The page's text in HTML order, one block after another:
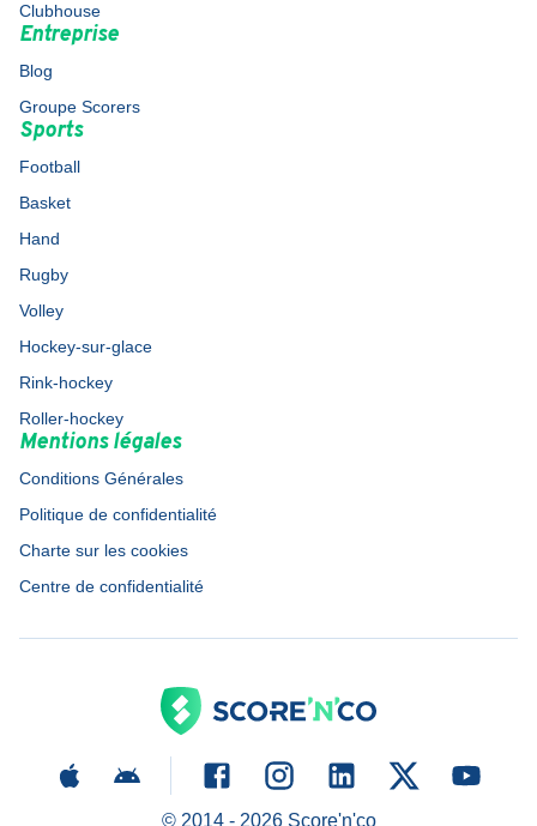
Clubhouse
Entreprise
Blog
Groupe Scorers
Sports
Football
Basket
Hand
Rugby
Volley
Hockey-sur-glace
Rink-hockey
Roller-hockey
Mentions légales
Conditions Générales
Politique de confidentialité
Charte sur les cookies
Centre de confidentialité
© 2014 - 2026Score'n'co